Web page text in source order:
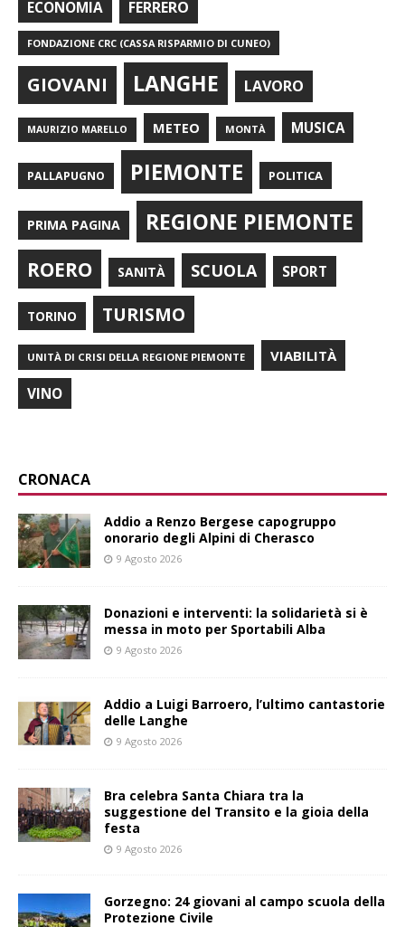
ECONOMIA FERRERO
FONDAZIONE CRC (CASSA RISPARMIO DI CUNEO)
GIOVANI LANGHE LAVORO
MAURIZIO MARELLO METEO MONTÀ MUSICA
PALLAPUGNO PIEMONTE POLITICA
PRIMA PAGINA REGIONE PIEMONTE
ROERO SANITÀ SCUOLA SPORT
TORINO TURISMO
UNITÀ DI CRISI DELLA REGIONE PIEMONTE VIABILITÀ
VINO
CRONACA
Addio a Renzo Bergese capogruppo
onorario degli Alpini di Cherasco
9 Agosto 2026
Donazioni e interventi: la solidarietà si è
messa in moto per Sportabili Alba
9 Agosto 2026
Addio a Luigi Barroero, l’ultimo cantastorie
delle Langhe
9 Agosto 2026
Bra celebra Santa Chiara tra la
suggestione del Transito e la gioia della
festa
9 Agosto 2026
Gorzegno: 24 giovani al campo scuola della
Protezione Civile